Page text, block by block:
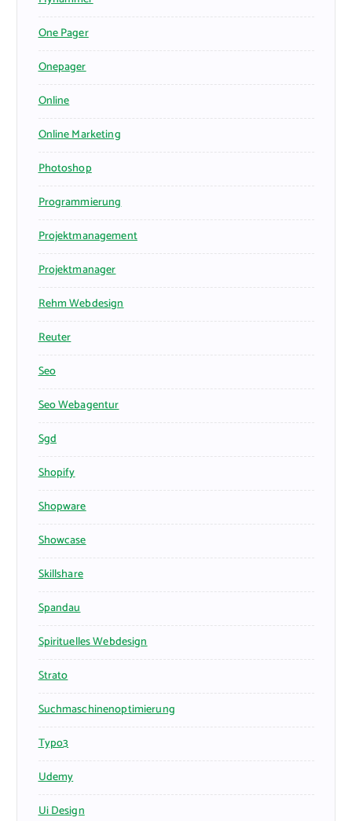
One Pager
Onepager
Online
Online Marketing
Photoshop
Programmierung
Projektmanagement
Projektmanager
Rehm Webdesign
Reuter
Seo
Seo Webagentur
Sgd
Shopify
Shopware
Showcase
Skillshare
Spandau
Spirituelles Webdesign
Strato
Suchmaschinenoptimierung
Typo3
Udemy
Ui Design